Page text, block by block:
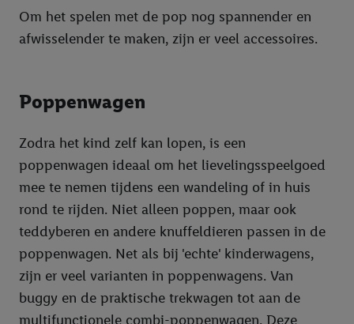
Om het spelen met de pop nog spannender en
afwisselender te maken, zijn er veel accessoires.
Poppenwagen
Zodra het kind zelf kan lopen, is een
poppenwagen ideaal om het lievelingsspeelgoed
mee te nemen tijdens een wandeling of in huis
rond te rijden. Niet alleen poppen, maar ook
teddyberen en andere knuffeldieren passen in de
poppenwagen. Net als bij 'echte' kinderwagens,
zijn er veel varianten in poppenwagens. Van
buggy en de praktische trekwagen tot aan de
multifunctionele combi-poppenwagen. Deze